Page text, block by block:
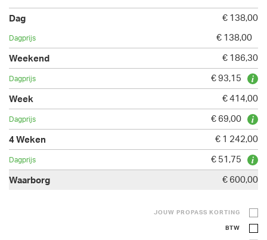
€ 138,00
€ 138,00
€ 186,30
€ 93,15
€ 414,00
€ 69,00
€ 1 242,00
€ 51,75
€ 600,00
JOUW PROPASS KORTING
BTW